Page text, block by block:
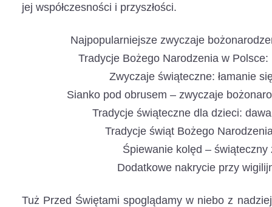
jej współczesności i przyszłości.
Najpopularniejsze zwyczaje
Tradycje Bożego Narodzenia w
Zwyczaje świąteczne: łamanie
Sianko pod obrusem – zwyczaje
Tradycje świąteczne dla dzieci:
Tradycje świąt Bożego
Śpiewanie kolęd – świąteczny
Dodatkowe nakrycie przy
Tuż Przed Świętami spoglądamy w niebo z